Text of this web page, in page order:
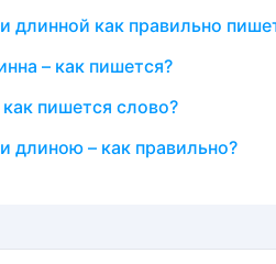
длинной как правильно
– как пишется?
пишется слово?
длиною – как правильно?